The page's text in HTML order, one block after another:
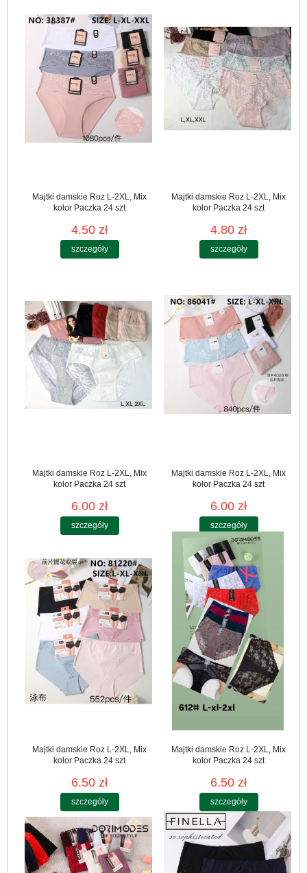
Majtki damskie Roz L-2XL, Mix
kolor Paczka 24 szt
4.50 zł
szczegóły
Majtki damskie Roz L-2XL, Mix
kolor Paczka 24 szt
4.80 zł
szczegóły
Majtki damskie Roz L-2XL, Mix
kolor Paczka 24 szt
6.00 zł
szczegóły
Majtki damskie Roz L-2XL, Mix
kolor Paczka 24 szt
6.00 zł
szczegóły
Majtki damskie Roz L-2XL, Mix
kolor Paczka 24 szt
6.50 zł
szczegóły
Majtki damskie Roz L-2XL, Mix
kolor Paczka 24 szt
6.50 zł
szczegóły